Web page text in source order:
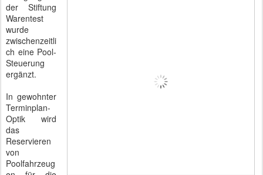
der Stiftung
Warentest
wurde
zwischenzeitli
ch eine Pool-
Steuerung
ergänzt.
In gewohnter
Terminplan-
Optik wird
das
Reservieren
von
Poolfahrzeug